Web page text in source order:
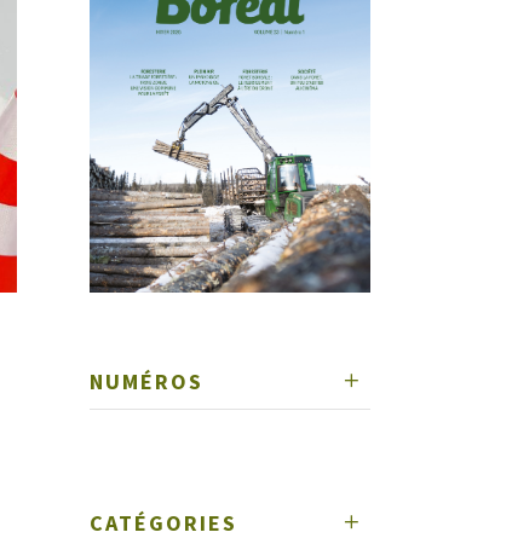
NUMÉROS
CATÉGORIES